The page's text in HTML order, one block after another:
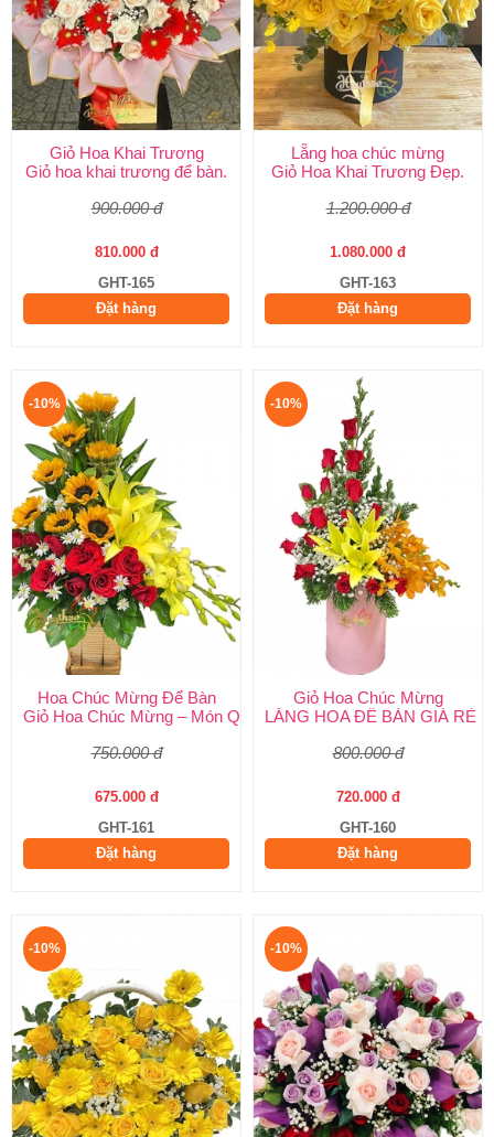
Giỏ Hoa Khai Trương
Giỏ hoa khai trương để bàn.
900.000 đ
810.000 đ
GHT-165
Đặt hàng
Lẵng hoa chúc mừng
Giỏ Hoa Khai Trương Đẹp.
1.200.000 đ
1.080.000 đ
GHT-163
Đặt hàng
-10%
Hoa Chúc Mừng Để Bàn
Giỏ Hoa Chúc Mừng – Món Quà Ý Nghĩa Cho Mọi Dịp Từ Shop
750.000 đ
675.000 đ
GHT-161
Đặt hàng
-10%
Giỏ Hoa Chúc Mừng
LẴNG HOA ĐỂ BÀN GIÁ RẺ
800.000 đ
720.000 đ
GHT-160
Đặt hàng
-10% -10%